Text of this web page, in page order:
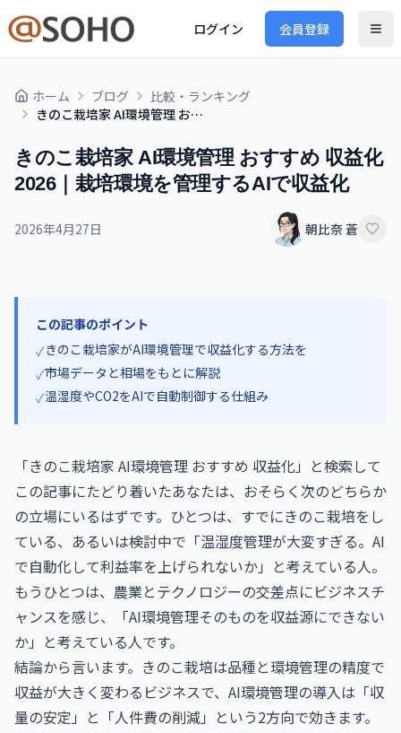
ログイン 会員登録
ホーム ブログ
比較・ランキング
きのこ栽培家 AI環境管理 おすすめ 収益化 2026｜栽培環境を管理するAIで収益化
きのこ栽培家 AI環境管理 おすすめ 収益化
2026｜栽培環境を管理するAIで収益化
2026年4月27日 朝比奈 蒼
この記事のポイント
✓きのこ栽培家がAI環境管理で収益化する方法を
✓市場データと相場をもとに解説
✓温湿度やCO2をAIで自動制御する仕組み
「きのこ栽培家 AI環境管理 おすすめ 収益化」と検索して
この記事にたどり着いたあなたは、おそらく次のどちらか
の立場にいるはずです。ひとつは、すでにきのこ栽培をし
ている、あるいは検討中で「温湿度管理が大変すぎる。AI
で自動化して利益率を上げられないか」と考えている人。
もうひとつは、農業とテクノロジーの交差点にビジネスチ
ャンスを感じ、「AI環境管理そのものを収益源にできない
か」と考えている人です。
結論から言います。きのこ栽培は品種と環境管理の精度で
収益が大きく変わるビジネスで、AI環境管理の導入は「収
量の安定」と「人件費の削減」という2方向で効きます。